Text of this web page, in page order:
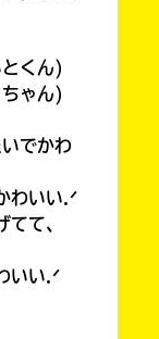
くん)
ゃん)
でかわ
わいい.ᐟ
て、
いい.ᐟ